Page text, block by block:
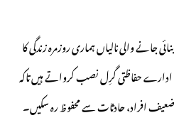
جانے والی نالیاں ہماری روزمرہ زندگی کا
ادارے حفاظتی گرِل نصب کرواتے ہیں تاکہ
افراد، حادثات سے محفوظ رہ سکیں۔